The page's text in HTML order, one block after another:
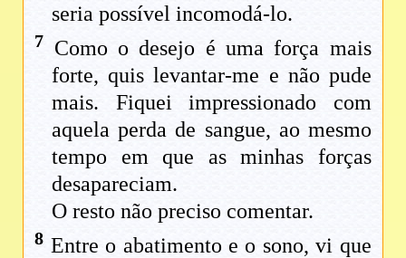
seria possível incomodá-lo.
7 Como o desejo é uma força mais
forte, quis levantar-me e não pude
mais. Fiquei impressionado com
aquela perda de sangue, ao mesmo
tempo em que as minhas forças
desapareciam.
O resto não preciso comentar.
8 Entre o abatimento e o sono, vi que